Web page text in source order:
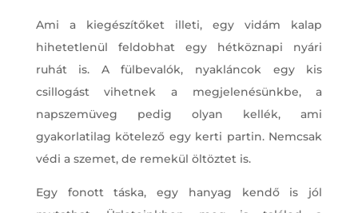
Ami a kiegészítőket illeti, egy vidám kalap
hihetetlenül feldobhat egy hétköznapi nyári
ruhát is. A fülbevalók, nyakláncok egy kis
csillogást vihetnek a megjelenésünkbe, a
napszemüveg pedig olyan kellék, ami
gyakorlatilag kötelező egy kerti partin. Nemcsak
védi a szemet, de remekül öltöztet is.
Egy fonott táska, egy hanyag kendő is jól